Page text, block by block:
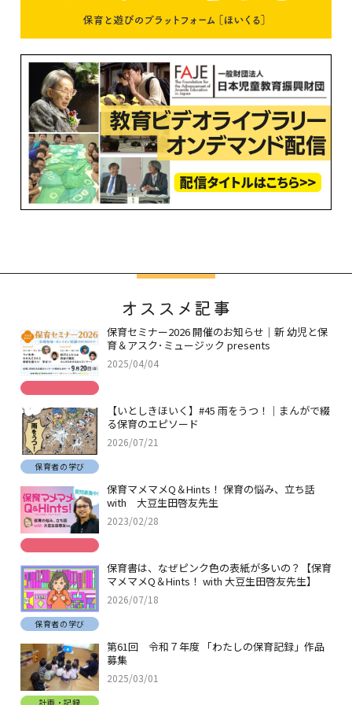
オススメ記事
保育セミナー2026 開催のお知らせ｜新 幼児と保
育＆アスク･ミュージック presents
2025/04/04
【いとしきほいく】#45 雨をうつ！｜まんがで綴
る保育のエピソード
2026/07/21
保育者の学び
保育マメマメQ＆Hints！ 保育の悩み、立ち話
with 大豆生田啓友先生
2023/02/28
保育書は、なぜピンク色の表紙が多いの？【保育
マメマメQ＆Hints！ with 大豆生田啓友先生】
2026/07/18
保育者の学び
第61回 令和７年度 「わたしの保育記録」作品
募集
2025/03/01
計画・記録